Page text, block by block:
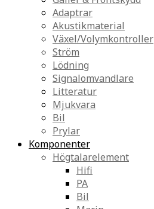
Adaptrar
Akustikmaterial
Växel/Volymkontroller
Ström
Lödning
Signalomvandlare
Litteratur
Mjukvara
Bil
Prylar
Komponenter
Högtalarelement
Hifi
PA
Bil